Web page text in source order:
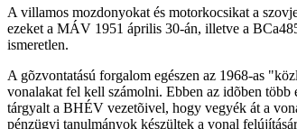
A villamos mozdonyokat és motorkocsikat a
ezeket a MÁV 1951 április 30-án, illetve a
ismeretlen.
A gõzvontatású forgalom egészen az 1968-as
vonalakat fel kell számolni. Ebben az idõben
tárgyalt a BHÉV vezetõivel, hogy vegyék át a
pénzügyi tanulmányok készültek a vonal